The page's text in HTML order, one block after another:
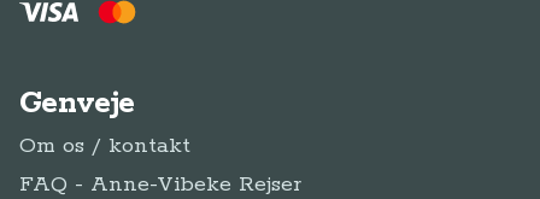
Genveje
Om os / kontakt
FAQ - Anne-Vibeke Rejser